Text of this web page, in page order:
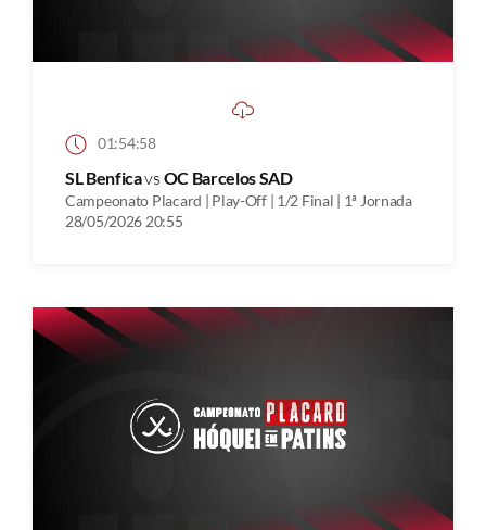
01:54:58
SL Benficavs OC Barcelos SAD
Campeonato Placard | Play-Off | 1/2 Final | 1ª Jornada
28/05/2026 20:55